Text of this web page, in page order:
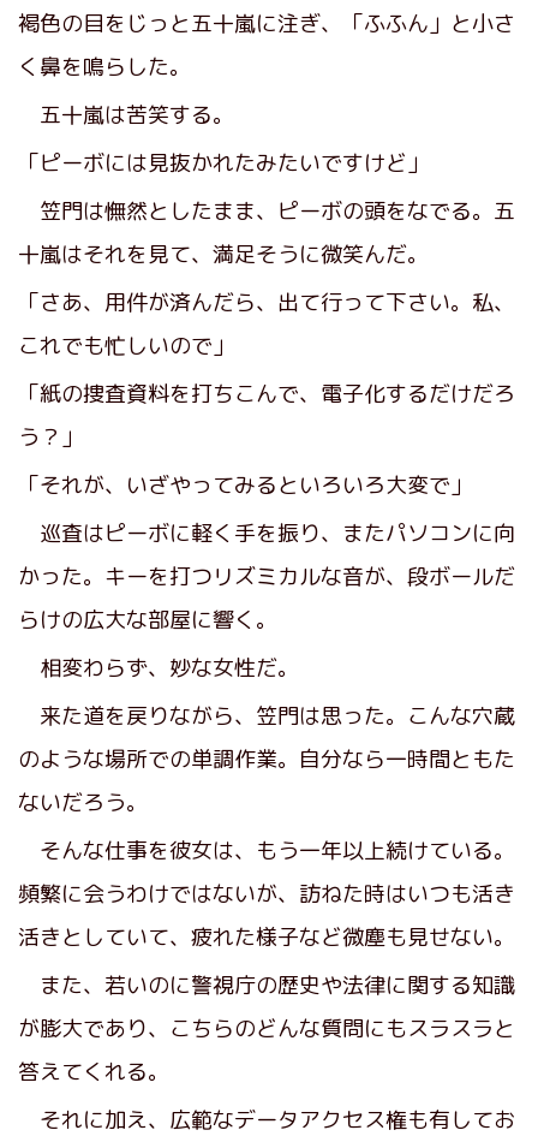
褐色の目をじっと五十嵐に注ぎ、「ふふん」と小さ
く鼻を鳴らした。
五十嵐は苦笑する。
「ピーボには見抜かれたみたいですけど」
笠門は憮然としたまま、ピーボの頭をなでる。五
十嵐はそれを見て、満足そうに微笑んだ。
「さあ、用件が済んだら、出て行って下さい。私、
これでも忙しいので」
「紙の捜査資料を打ちこんで、電子化するだけだろ
う？」
「それが、いざやってみるといろいろ大変で」
巡査はピーボに軽く手を振り、またパソコンに向
かった。キーを打つリズミカルな音が、段ボールだ
らけの広大な部屋に響く。
相変わらず、妙な女性だ。
来た道を戻りながら、笠門は思った。こんな穴蔵
のような場所での単調作業。自分なら一時間ともた
ないだろう。
そんな仕事を彼女は、もう一年以上続けている。
頻繁に会うわけではないが、訪ねた時はいつも活き
活きとしていて、疲れた様子など微塵も見せない。
また、若いのに警視庁の歴史や法律に関する知識
が膨大であり、こちらのどんな質問にもスラスラと
答えてくれる。
それに加え、広範なデータアクセス権も有してお